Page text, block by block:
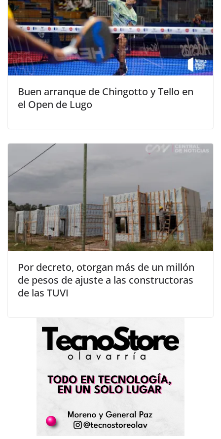
Buen arranque de Chingotto y Tello en
el Open de Lugo
Por decreto, otorgan más de un millón
de pesos de ajuste a las constructoras
de las TUVI